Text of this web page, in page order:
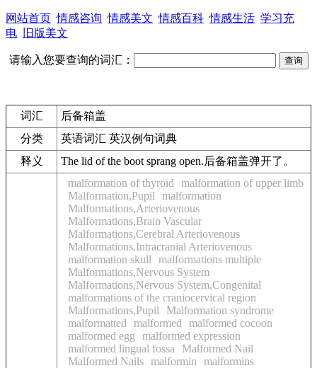
网站首页 情感咨询 情感美文 情感百科 情感生活 学习充
电
旧版美文
请输入您要查询的词汇：
词汇
后备箱盖
分类
英语词汇 英汉例句词典
释义
The lid of the boot sprang open.后备箱盖弹开了。
malformation of thyroid
malformation of upper limb
Malformation,Pupil
malformation
Malformations,Arteriovenous
Malformations,Brain Vascular
Malformations,Cerebral Arteriovenous
Malformations,Intracranial Arteriovenous
malformation skull
malformations multiple
Malformations,Nervous System
Malformations,Nervous System,Congenital
malformations of the craniocervical region
Malformations,Pupil
Malformation syndrome
malformatted
malformed
malformed cocoon
malformed egg
malformed expression
malformed lingual fossa
Malformed Nail
Malformed Nails malformin
malformins